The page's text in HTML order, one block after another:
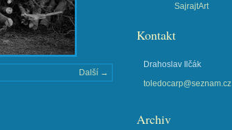
Další →
SajrajtArt
Kontakt
Drahoslav Ilčák
toledocarp@seznam.cz
Archiv